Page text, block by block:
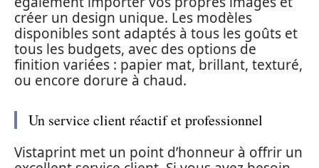
créer un design unique. Les modèles
disponibles sont adaptés à tous les goûts et
tous les budgets, avec des options de
finition variées : papier mat, brillant, texturé,
ou encore dorure à chaud.
Un service client réactif et professionnel
Vistaprint met un point d’honneur à offrir un